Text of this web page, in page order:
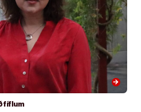
arrow_forward
fíflum